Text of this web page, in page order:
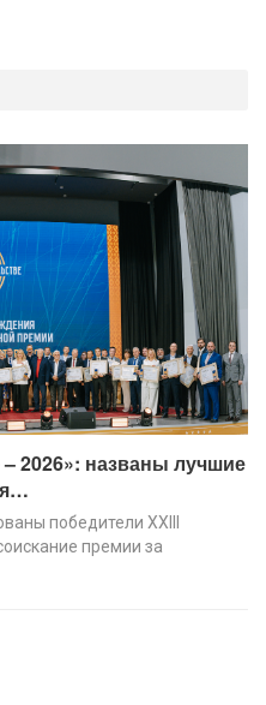
2026»: названы лучшие
победители XХIII
премии за